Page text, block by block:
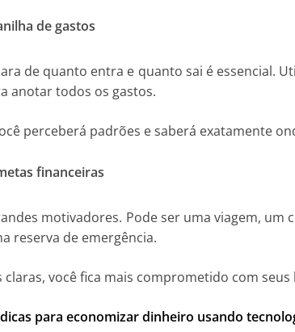
de gastos
de quanto entra e quanto sai é essencial.
anotar todos os gastos.
perceberá padrões e saberá exatamente
financeiras
motivadores. Pode ser uma viagem, um
reserva de emergência.
você fica mais comprometido com
para economizar dinheiro usando